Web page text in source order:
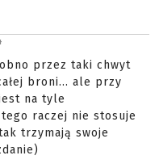
przez taki chwyt
broni... ale przy
na tyle
raczej nie stosuje
trzymają swoje